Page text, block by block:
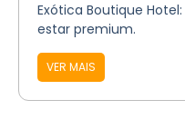
Exótica Boutique
estar premium.
VER MAIS